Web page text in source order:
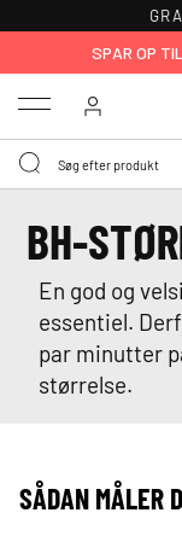
SPAR OP
Menu
BH-
En god og
essentiel.
par minutter
størrelse.
SÅDAN MÅLER